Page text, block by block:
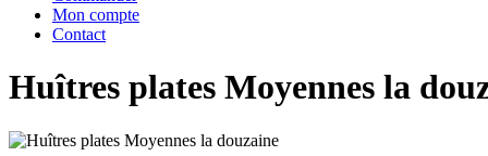
Mon compte
Contact
Huîtres plates Moyennes la